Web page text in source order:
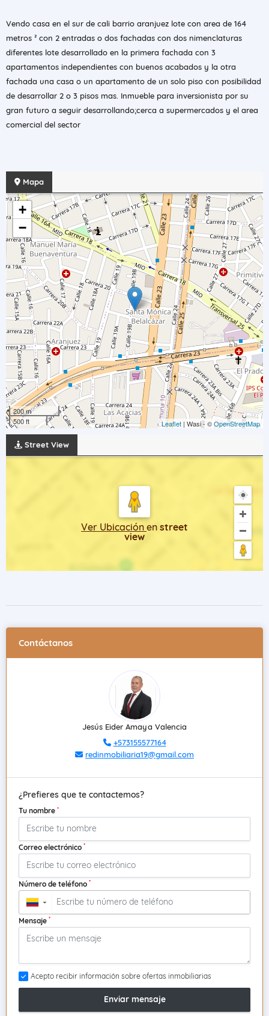
Vendo casa en el sur de cali barrio aranjuez lote con area de 164
metros ² con 2 entradas o dos fachadas con dos nimenclaturas
diferentes lote desarrollado en la primera fachada con 3
apartamentos independientes con buenos acabados y la otra
fachada una casa o un apartamento de un solo piso con posibilidad
de desarrollar 2 o 3 pisos mas. Inmueble para inversionista por su
gran futuro a seguir desarrollando;cerca a supermercados y el area
comercial del sector
Mapa
+
−
200 m
500 ft
Leaflet | Wasi - ©OpenStreetMap
Street View
Ver Ubicación en street
view
Contáctanos
Jesús Eider Amaya Valencia
+573155577164
redinmobiliaria19@gmail.com
¿Prefieres que te contactemos?
Tu nombre *
Correo electrónico *
Número de teléfono *
▼
Mensaje *
Acepto recibir información sobre ofertas inmobiliarias
Enviar mensaje